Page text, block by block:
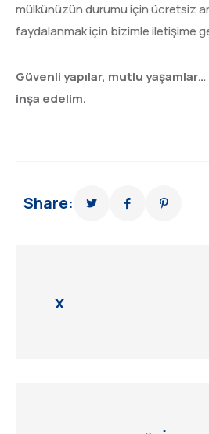
mülkünüzün durumu için ücretsiz
faydalanmak için bizimle iletişime
Güvenli yapılar, mutlu
inşa edelim.
Share:
x